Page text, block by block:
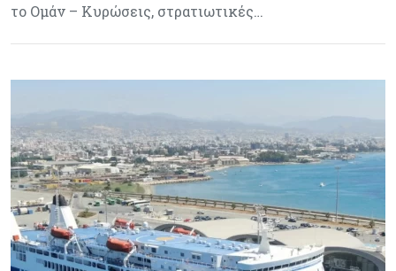
το Ομάν – Κυρώσεις, στρατιωτικές…